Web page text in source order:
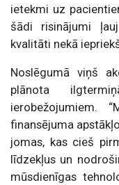
ietekmi uz
šādi risinājumi
kvalitāti nekā
Noslēgumā viņš
plānota
ierobežojumiem.
finansējuma
jomas, kas cieš
līdzekļus un
mūsdienīgas